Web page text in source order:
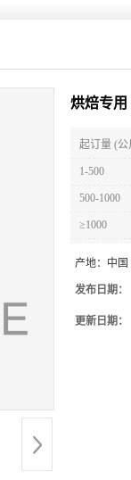
烘焙专用
起订量 (公
1-500
500-1000
≥1000
产地： 中国
发布日期：
更新日期：